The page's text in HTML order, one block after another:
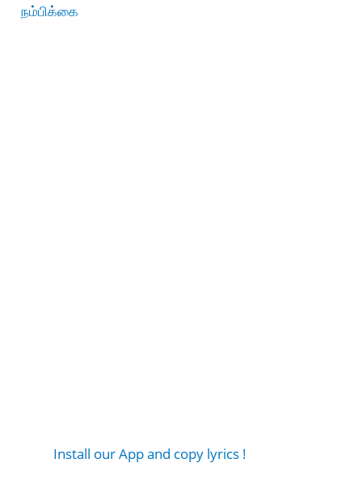
நம்பிக்கை
Install our App and copy lyrics !